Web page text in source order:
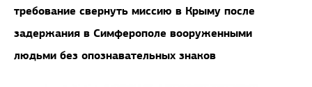
требование свернуть миссию в Крыму после
задержания в Симферополе вооруженными
людьми без опознавательных знаков